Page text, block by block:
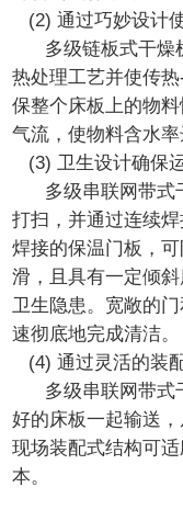
(2) 通过巧妙设计
多级链板式干燥
热处理工艺并使传
保整个床板上的物
气流，使物料含水率
(3) 卫生设计确保
多级串联网带式
打扫，并通过连续
焊接的保温门板，
滑，且具有一定倾
卫生隐患。宽敞的
速彻底地完成清洁。
(4) 通过灵活的装
多级串联网带式
好的床板一起输送
现场装配式结构可
本。